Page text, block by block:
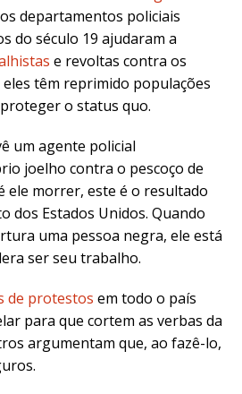
departamentos policiais
do século 19 ajudaram a
e revoltas contra os
têm reprimido populações
o status quo.
um agente policial
joelho contra o pescoço de
ele morrer, este é o resultado
dos Estados Unidos. Quando
uma pessoa negra, ele está
ser seu trabalho.
de protestos em todo o país
para que cortem as verbas da
argumentam que, ao fazê-lo,